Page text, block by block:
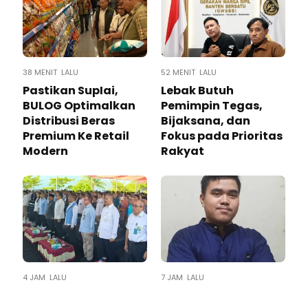
38 MENIT LALU
Pastikan SupIai,
BULOG Optimalkan
Distribusi Beras
Premium Ke Retail
Modern
52 MENIT LALU
Lebak Butuh
Pemimpin Tegas,
Bijaksana, dan
Fokus pada Prioritas
Rakyat
4 JAM LALU 7 JAM LALU